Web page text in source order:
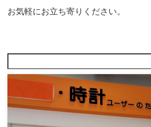
お気軽にお立ち寄りください。